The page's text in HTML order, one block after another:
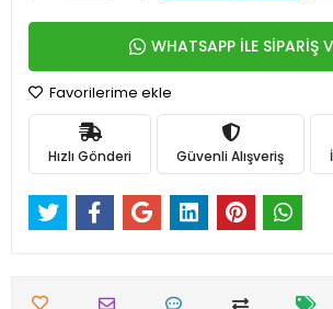
WHATSAPP İLE SİPARİŞ
Favorilerime ekle
Hızlı Gönderi Güvenli Alışveriş